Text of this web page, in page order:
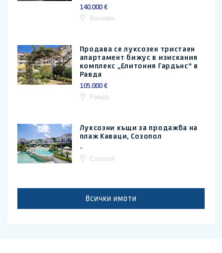
140.000 €
Хасково
Продава се луксозен тристаен
апартамент бижус в изискания
комплекс „Елитония Гардънс“ в
Равда
105.000 €
Равда
Луксозни къщи за продажба на
плаж Каваци, Созопол
-
Созопол
Всички имоти